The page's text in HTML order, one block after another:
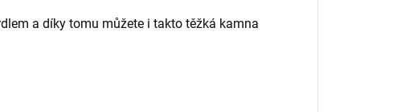
a díky tomu můžete i takto těžká kamna